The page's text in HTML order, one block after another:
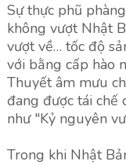
Sự thực phũ
không vượt Nhật
vượt về… tốc độ
với bằng cấp hào
Thuyết âm mưu
đang được tái chế
như "Kỷ nguyên
Trong khi Nhật